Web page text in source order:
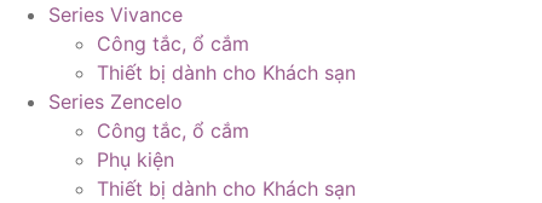
Series Vivance
Công tắc, ổ cắm
Thiết bị dành cho Khách sạn
Series Zencelo
Công tắc, ổ cắm
Phụ kiện
Thiết bị dành cho Khách sạn